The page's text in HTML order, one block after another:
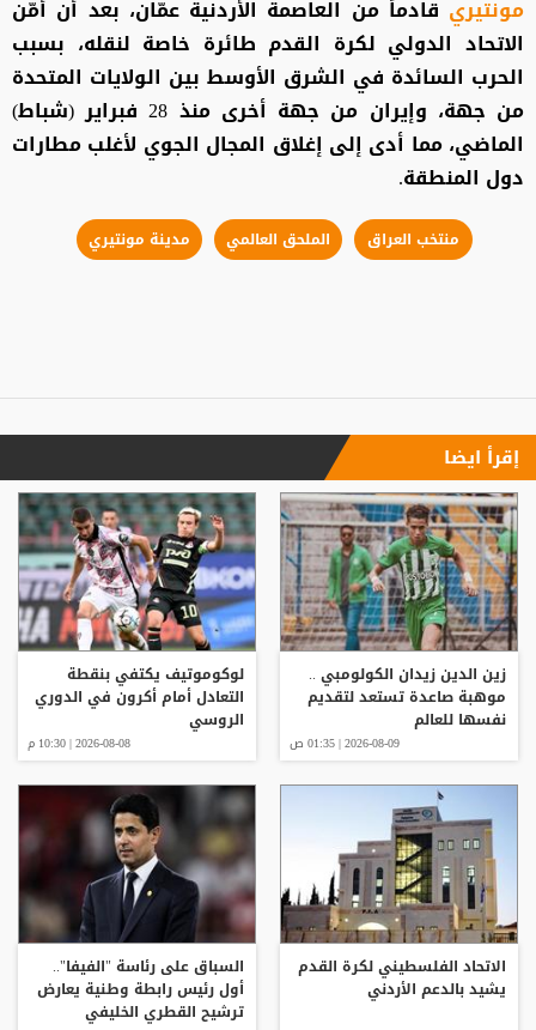
مونتيري قادماً من العاصمة الأردنية عمّان، بعد أن أمّن
الاتحاد الدولي لكرة القدم طائرة خاصة لنقله، بسبب
الحرب السائدة في الشرق الأوسط بين الولايات المتحدة
من جهة، وإيران من جهة أخرى منذ 28 فبراير (شباط)
الماضي، مما أدى إلى إغلاق المجال الجوي لأغلب مطارات
دول المنطقة.
منتخب العراق الملحق العالمي مدينة مونتيري
إقرأ ايضا
زين الدين زيدان الكولومبي ..
موهبة صاعدة تستعد لتقديم
نفسها للعالم
2026-08-09 | 01:35 ص
لوكوموتيف يكتفي بنقطة
التعادل أمام أكرون في الدوري
الروسي
2026-08-08 | 10:30 م
الاتحاد الفلسطيني لكرة القدم
يشيد بالدعم الأردني
السباق على رئاسة "الفيفا"..
أول رئيس رابطة وطنية يعارض
ترشيح القطري الخليفي